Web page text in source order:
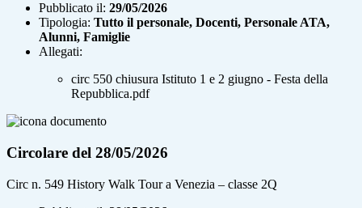
Pubblicato il: 29/05/2026
Tipologia: Tutto il personale, Docenti, Personale ATA,
Alunni, Famiglie
Allegati:
circ 550 chiusura Istituto 1 e 2 giugno - Festa della
Repubblica.pdf
Circolare del 28/05/2026
Circ n. 549 History Walk Tour a Venezia – classe 2Q